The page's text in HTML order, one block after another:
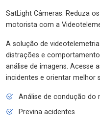
SatLight Câmeras: Reduza
motorista com a
A solução de
distrações e
análise de imagens. Acesse
incidentes e orientar melhor
Análise de condução do
Previna acidentes